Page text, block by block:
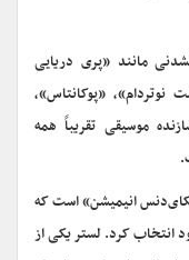
مانند «پری دریایی
«پوکانتاس»،
موسیقی تقریباً همه
انیمیشن» است که
خود انتخاب کرد. لستر یکی از